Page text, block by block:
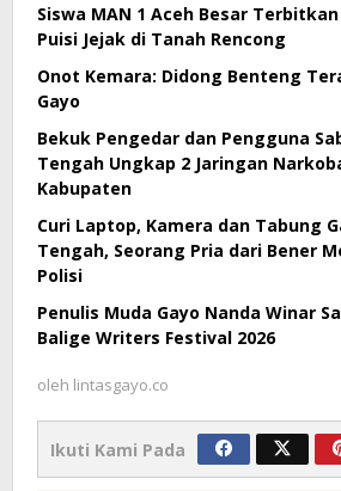
Siswa MAN 1 Aceh Besar
Puisi Jejak di Tanah Rencong
Onot Kemara: Didong Benteng
Gayo
Bekuk Pengedar dan Pengguna
Tengah Ungkap 2 Jaringan
Kabupaten
Curi Laptop, Kamera dan Tabung
Tengah, Seorang Pria dari Bener
Polisi
Penulis Muda Gayo Nanda Winar
Balige Writers Festival 2026
oleh lintasgayo.co
Ikuti Kami Pada